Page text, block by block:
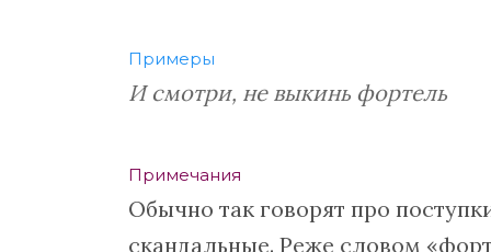
Примеры
И смотри, не выкинь фортель
Примечания
Обычно так говорят про
скандальные. Реже словом